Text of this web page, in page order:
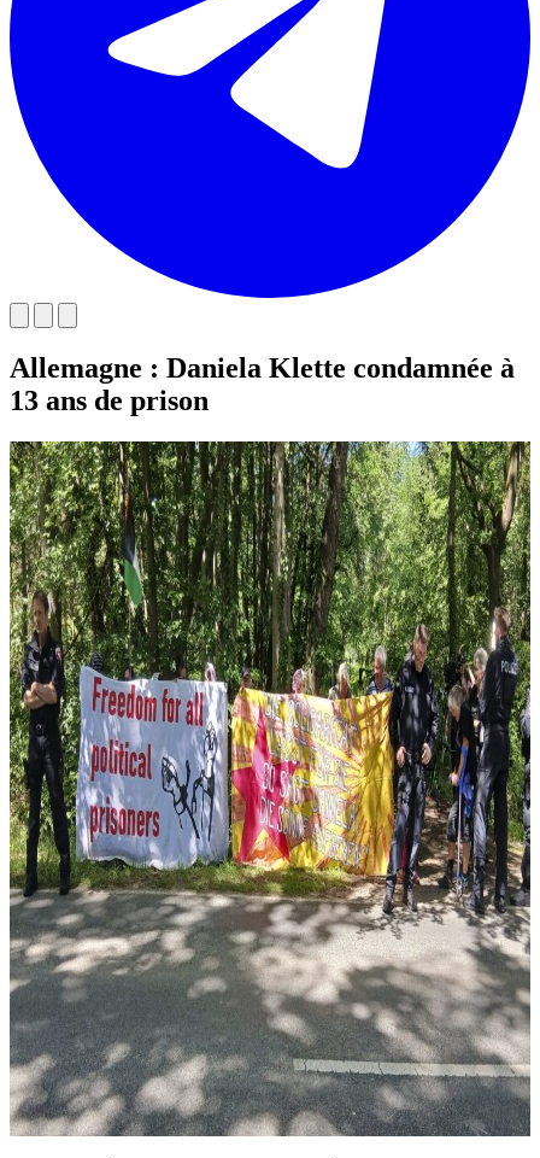
Allemagne : Daniela Klette condamnée à
13 ans de prison